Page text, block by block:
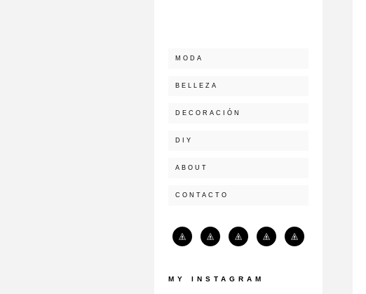
MODA
BELLEZA
DECORACIÓN
DIY
ABOUT
CONTACTO
MY INSTAGRAM